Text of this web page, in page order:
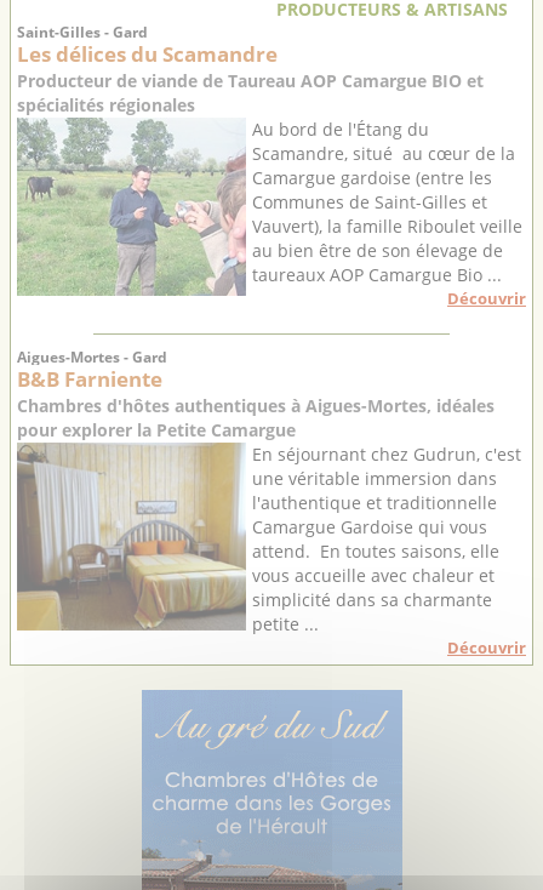
PRODUCTEURS & ARTISANS
Saint-Gilles - Gard
Les délices du Scamandre
Producteur de viande de Taureau AOP Camargue BIO et
spécialités régionales
Au bord de l'Étang du
Scamandre, situé au cœur de la
Camargue gardoise (entre les
Communes de Saint-Gilles et
Vauvert), la famille Riboulet veille
au bien être de son élevage de
taureaux AOP Camargue Bio ...
Découvrir
Aigues-Mortes - Gard
B&B Farniente
Chambres d'hôtes authentiques à Aigues-Mortes, idéales
pour explorer la Petite Camargue
En séjournant chez Gudrun, c'est
une véritable immersion dans
l'authentique et traditionnelle
Camargue Gardoise qui vous
attend. En toutes saisons, elle
vous accueille avec chaleur et
simplicité dans sa charmante
petite ...
Découvrir